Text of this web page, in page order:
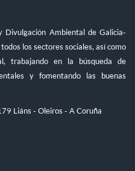
Ambiental de Galicia-
los sectores sociales, así como
trabajando en la búsqueda de
y fomentando las buenas
Liáns - Oleiros - A Coruña